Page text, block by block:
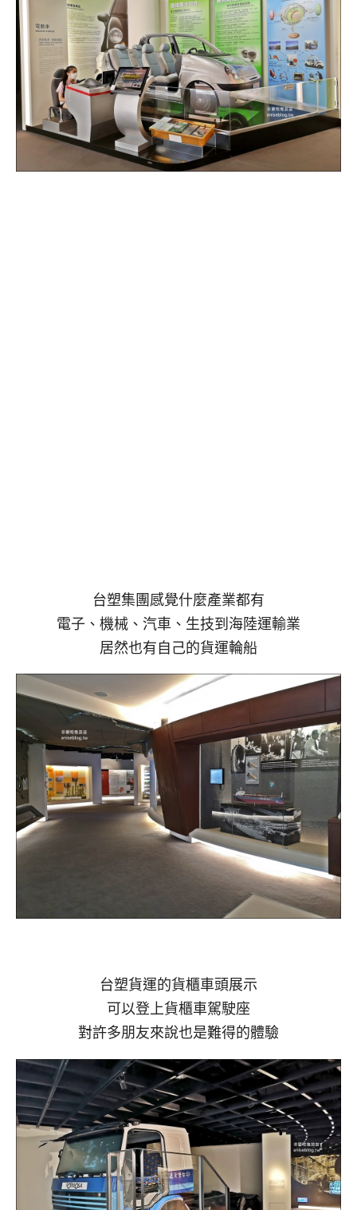
台塑集團感覺什麼產業都有
電子、機械、汽車、生技到海陸運輸業
居然也有自己的貨運輪船
台塑貨運的貨櫃車頭展示
可以登上貨櫃車駕駛座
對許多朋友來說也是難得的體驗